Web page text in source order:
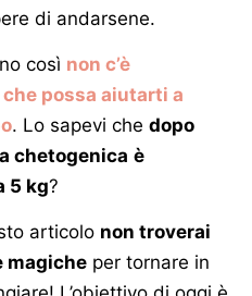
di andarsene.
così non c’è
possa aiutarti a
. Lo sapevi che dopo
chetogenica è
5 kg?
articolo non troverai
magiche per tornare in